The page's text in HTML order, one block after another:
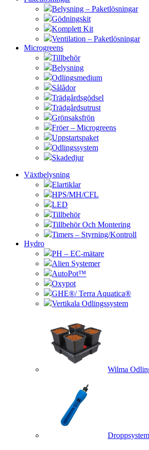
Belysning – Paketlösningar
Gödningskit
Komplett Kit
Ventilation – Paketlösningar
Microgreens
Tillbehör
Belysning
Odlingsmedium
Sålådor
Trädgårdsgödsel
Trädgårdsutrust
Grönsaksfrön
Fröer – Microgreens
Uppstartspaket
Odlingssystem
Skadedjur
Växtbelysning
Elartiklar
HPS/MH/CFL
LED
Tillbehör
Tillbehör Och Montering
Timers – Styrning/Kontroll
Hydro
PH – EC-mätare
Alien Systemer
AutoPot™
Oxypot
GHE®/ Terra Aquatica®
Vertikala Odlingssystem
Wilma
Droppsystem